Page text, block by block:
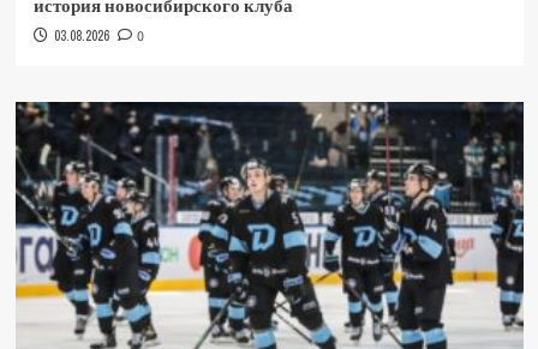
история новосибирского клуба
03.08.2026 0